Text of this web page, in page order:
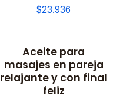
$23.936
Aceite para
masajes en pareja
relajante y con final
feliz